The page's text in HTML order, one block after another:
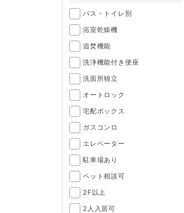
バス・トイレ別
浴室乾燥機
追焚機能
洗浄機能付き便座
洗面所独立
オートロック
宅配ボックス
ガスコンロ
エレベーター
駐車場あり
ペット相談可
2F以上
2人入居可